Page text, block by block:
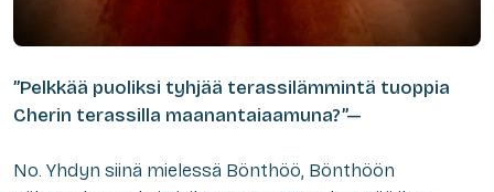
”Pelkkää puoliksi tyhjää terassilämmintä tuoppia
Cherin terassilla maanantaiaamuna?”—
No. Yhdyn siinä mielessä Bönthöö, Bönthöön